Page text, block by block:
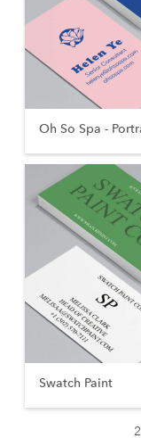
Oh So Spa -
Swatch Paint